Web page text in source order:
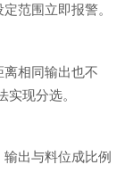
范围立即报警。
相同输出也不
现分选。
出与料位成比例